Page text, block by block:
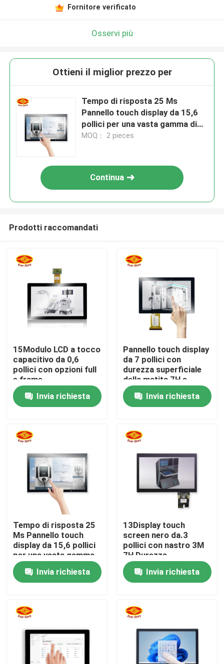
Casa
Prodotti
Video
Chi siamo
Fatory Tour
Controllo di qualità
Contattaci
Richiedere un preventivo
Quadro comandi di tocco
Fornitore verificato
Osservi più
Ottieni il miglior prezzo per
Tempo di risposta 25 Ms
Pannello touch display da 15,6
pollici per una vasta gamma di
applicazioni
MOQ： 2 pieces
Continua
Prodotti raccomandati
15Modulo LCD a tocco
capacitivo da 0,6
pollici con opzioni full
e frame
Invia richiesta
Pannello touch display
da 7 pollici con
durezza superficiale
della matita 7H e
modalità di ingresso
del dito/penna attiva
Invia richiesta
Tempo di risposta 25
Ms Pannello touch
display da 15,6 pollici
per una vasta gamma
di applicazioni
Invia richiesta
13Display touch
screen nero da.3
pollici con nastro 3M
7H Durezza
superficiale matita
Invia richiesta